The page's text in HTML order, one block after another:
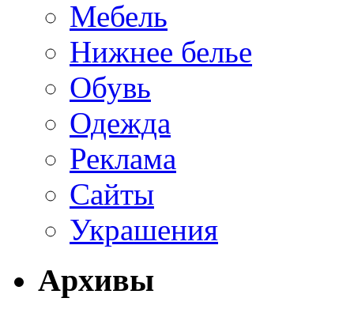
Мебель
Нижнее белье
Обувь
Одежда
Реклама
Сайты
Украшения
Архивы